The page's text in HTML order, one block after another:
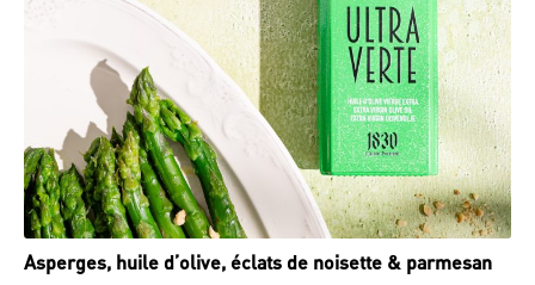
Asperges, huile d’olive, éclats de noisette & parmesan